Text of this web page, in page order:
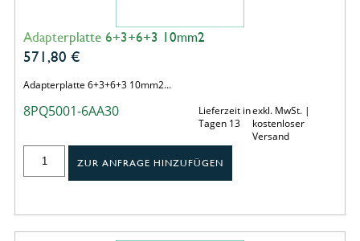
Adapterplatte 6+3+6+3 10mm2
571,80 €
Adapterplatte 6+3+6+3 10mm2…
8PQ5001-6AA30
Lieferzeit in
Tagen 13
exkl. MwSt. |
kostenloser
Versand
ZUR ANFRAGE HINZUFÜGEN